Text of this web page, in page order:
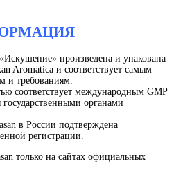
произведена и упакована
Aromatica и соответствует самым
и требованиям.
соответствует международным GMP
государственными органами
в России подтверждена
регистрации.
только на сайтах официальных